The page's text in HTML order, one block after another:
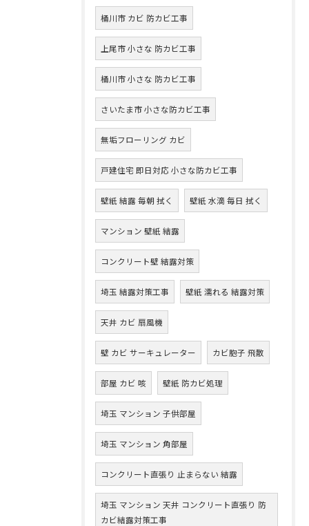
桶川市 カビ 防カビ工事
上尾市 小さな 防カビ工事
桶川市 小さな 防カビ工事
さいたま市 小さな防カビ工事
無垢フローリング カビ
戸建住宅 即日対応 小さな防カビ工事
壁紙 結露 毎朝 拭く 壁紙 水滴 毎日 拭く
マンション 壁紙 結露
コンクリート壁 結露対策
埼玉 結露対策工事 壁紙 濡れる 結露対策
天井 カビ 扇風機
壁 カビ サーキュレーター カビ胞子 飛散
部屋 カビ 咳 壁紙 防カビ処理
埼玉 マンション 子供部屋
埼玉 マンション 角部屋
コンクリート直張り 止まらない 結露
埼玉 マンション 天井 コンクリート直張り 防
カビ結露対策工事